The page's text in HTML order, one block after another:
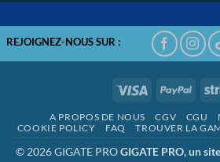
REJOIGNEZ-NOUS SUR :
Visa
A PROPOS DE NOUS CGV CGU
COOKIE POLICY
FAQ TROUVER LA
© 2026 GIGATE PROGIGATE PRO, un